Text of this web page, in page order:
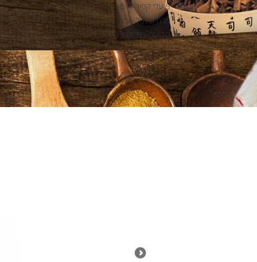
5 עלי קפיר-ליים
מלח ופלפל שחור
10 עלי בזיליקום טריים